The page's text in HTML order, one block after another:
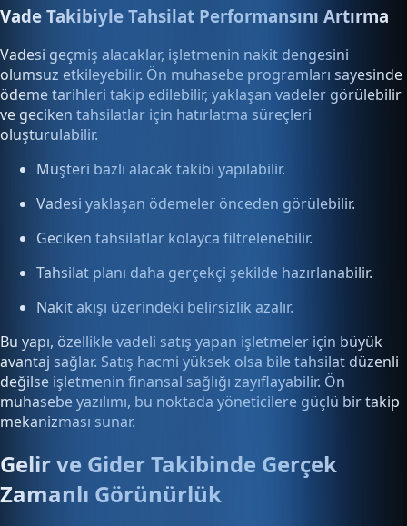
Vade Takibiyle Tahsilat Performansını Artırma
Vadesi geçmiş alacaklar, işletmenin nakit dengesini
olumsuz etkileyebilir. Ön muhasebe programları sayesinde
ödeme tarihleri takip edilebilir, yaklaşan vadeler görülebilir
ve geciken tahsilatlar için hatırlatma süreçleri
oluşturulabilir.
Müşteri bazlı alacak takibi yapılabilir.
Vadesi yaklaşan ödemeler önceden görülebilir.
Geciken tahsilatlar kolayca filtrelenebilir.
Tahsilat planı daha gerçekçi şekilde hazırlanabilir.
Nakit akışı üzerindeki belirsizlik azalır.
Bu yapı, özellikle vadeli satış yapan işletmeler için büyük
avantaj sağlar. Satış hacmi yüksek olsa bile tahsilat düzenli
değilse işletmenin finansal sağlığı zayıflayabilir. Ön
muhasebe yazılımı, bu noktada yöneticilere güçlü bir takip
mekanizması sunar.
Gelir ve Gider Takibinde Gerçek
Zamanlı Görünürlük